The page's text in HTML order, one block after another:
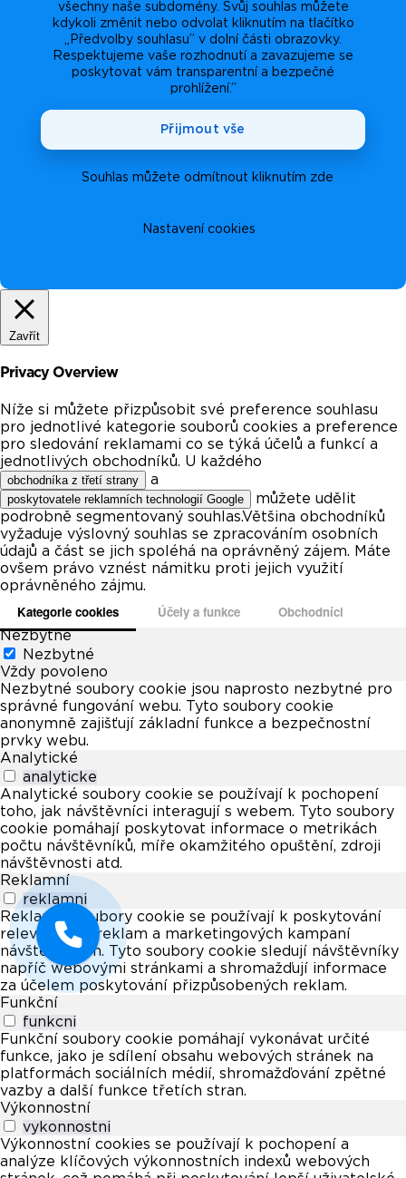
všechny naše subdomény. Svůj souhlas můžete
kdykoli změnit nebo odvolat kliknutím na tlačítko
„Předvolby souhlasu” v dolní části obrazovky.
Respektujeme vaše rozhodnutí a zavazujeme se
poskytovat vám transparentní a bezpečné
prohlížení.”
Nastavení cookies
Souhlas můžete odmítnout kliknutím zde
Přijmout vše
Zavřít
Privacy Overview
Níže si můžete přizpůsobit své preference souhlasu
pro jednotlivé kategorie souborů cookies a preference
pro sledování reklamami co se týká účelů a funkcí a
jednotlivých obchodníků. U každého
obchodníka z třetí strany a
poskytovatele reklamních technologií Google
můžete udělit
podrobně segmentovaný souhlas.Většina obchodníků
vyžaduje výslovný souhlas se zpracováním osobních
údajů a část se jich spoléhá na oprávněný zájem. Máte
ovšem právo vznést námitku proti jejich využití
oprávněného zájmu.
Kategorie cookies Účely a funkce Obchodníci
Nezbytné
Nezbytné
Vždy povoleno
Nezbytné soubory cookie jsou naprosto nezbytné pro
správné fungování webu. Tyto soubory cookie
anonymně zajišťují základní funkce a bezpečnostní
prvky webu.
Analytické
analyticke
Analytické soubory cookie se používají k pochopení
toho, jak návštěvníci interagují s webem. Tyto soubory
cookie pomáhají poskytovat informace o metrikách
počtu návštěvníků, míře okamžitého opuštění, zdroji
návštěvnosti atd.
Reklamní
reklamni
Reklamní soubory cookie se používají k poskytování
relevantních reklam a marketingových kampaní
návštěvníkům. Tyto soubory cookie sledují návštěvníky
napříč webovými stránkami a shromažďují informace
za účelem poskytování přizpůsobených reklam.
Funkční
funkcni
Funkční soubory cookie pomáhají vykonávat určité
funkce, jako je sdílení obsahu webových stránek na
platformách sociálních médií, shromažďování zpětné
vazby a další funkce třetích stran.
Výkonnostní
vykonnostni
Výkonnostní cookies se používají k pochopení a
analýze klíčových výkonnostních indexů webových